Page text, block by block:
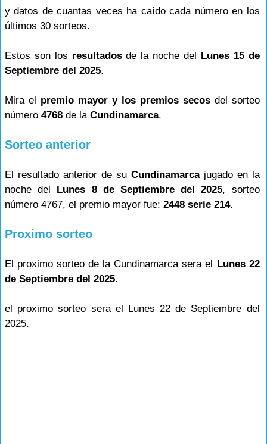
y datos de cuantas veces ha caído cada número en los
últimos 30 sorteos.
Estos son los resultadosde la noche del Lunes 15 de
Septiembre del 2025.
Mira el premio mayor y los premios secosdel sorteo
número 4768 de la Cundinamarca.
Sorteo anterior
El resultado anterior de su Cundinamarcajugado en la
noche del Lunes 8 de Septiembre del 2025, sorteo
número 4767, el premio mayor fue: 2448 serie 214.
Proximo sorteo
El proximo sorteo de la Cundinamarca sera el Lunes 22
de Septiembre del 2025.
el proximo sorteo sera el Lunes 22 de Septiembre del
2025.